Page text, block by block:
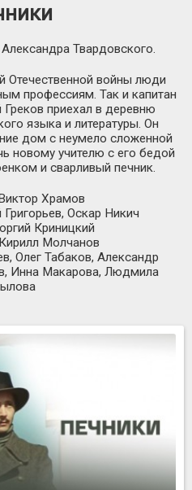
Твардовского.
Отечественной войны люди
профессиям. Так и капитан
приехал в деревню
языка и литературы. Он
дом с неумело сложенной
новому учителю с его бедой
и сварливый печник.
Храмов
Оскар Никич
Криницкий
Молчанов
Олег Табаков, Александр
Инна Макарова, Людмила